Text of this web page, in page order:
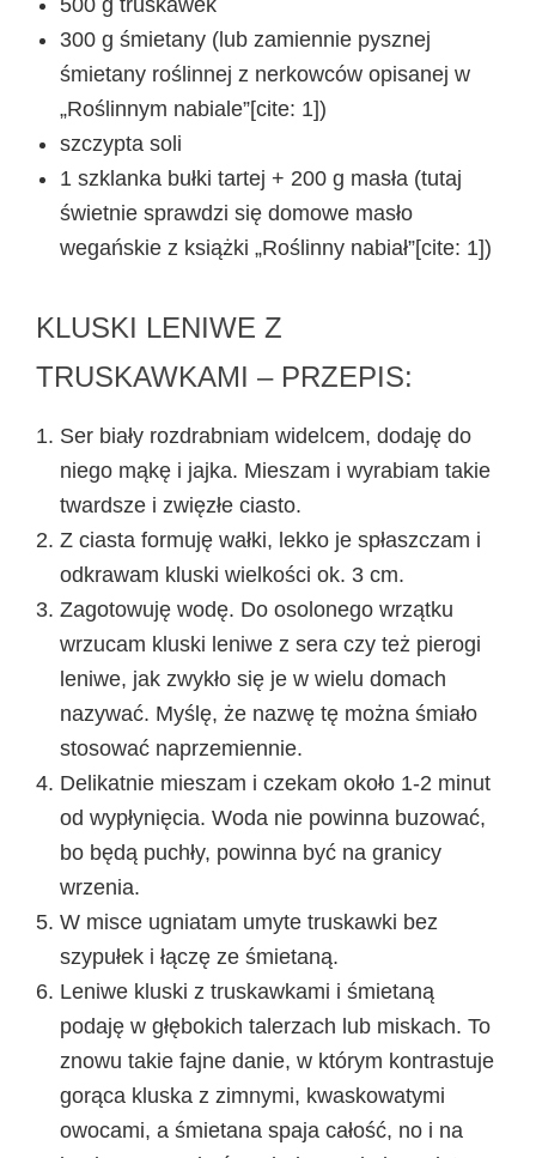
300 g śmietany (lub zamiennie pysznej
śmietany roślinnej z nerkowców opisanej w
„Roślinnym nabiale”[cite: 1])
szczypta soli
1 szklanka bułki tartej + 200 g masła (tutaj
świetnie sprawdzi się domowe masło
wegańskie z książki „Roślinny nabiał”[cite: 1])
KLUSKI LENIWE Z
TRUSKAWKAMI – PRZEPIS:
Ser biały rozdrabniam widelcem, dodaję do
niego mąkę i jajka. Mieszam i wyrabiam takie
twardsze i zwięzłe ciasto.
Z ciasta formuję wałki, lekko je spłaszczam i
odkrawam kluski wielkości ok. 3 cm.
Zagotowuję wodę. Do osolonego wrzątku
wrzucam kluski leniwe z sera czy też pierogi
leniwe, jak zwykło się je w wielu domach
nazywać. Myślę, że nazwę tę można śmiało
stosować naprzemiennie.
Delikatnie mieszam i czekam około 1-2 minut
od wypłynięcia. Woda nie powinna buzować,
bo będą puchły, powinna być na granicy
wrzenia.
W misce ugniatam umyte truskawki bez
szypułek i łączę ze śmietaną.
Leniwe kluski z truskawkami i śmietaną
podaję w głębokich talerzach lub miskach. To
znowu takie fajne danie, w którym kontrastuje
gorąca kluska z zimnymi, kwaskowatymi
owocami, a śmietana spaja całość, no i na